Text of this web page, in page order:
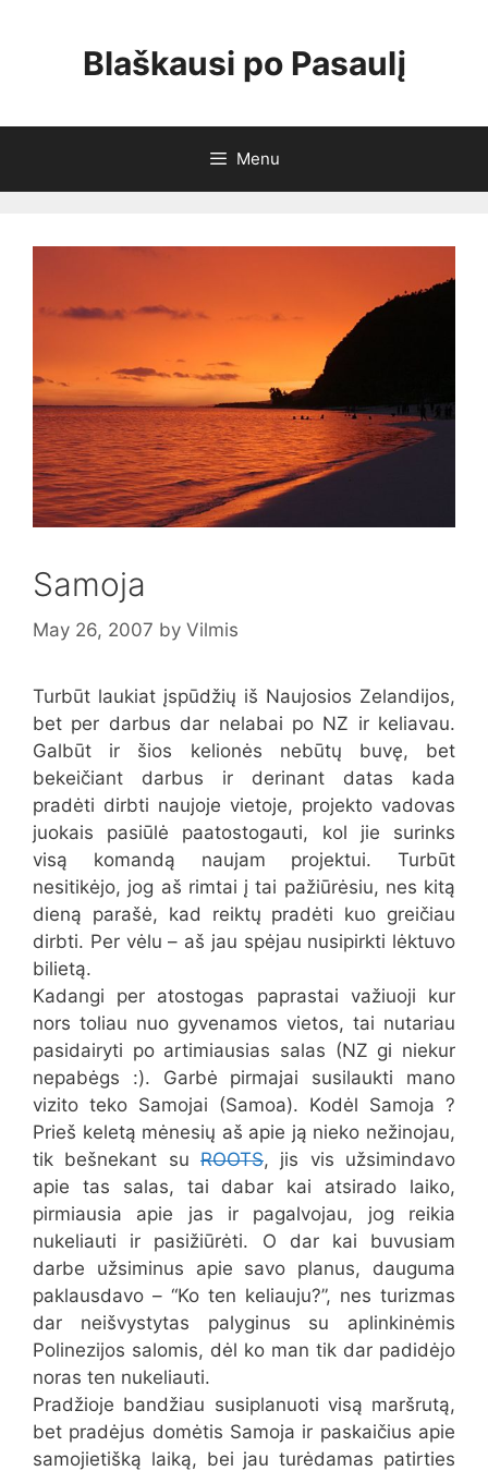
Blaškausi po Pasaulį
Menu
Samoja
May 26, 2007 by Vilmis
Turbūt laukiat įspūdžių iš Naujosios Zelandijos,
bet per darbus dar nelabai po NZ ir keliavau.
Galbūt ir šios kelionės nebūtų buvę, bet
bekeičiant darbus ir derinant datas kada
pradėti dirbti naujoje vietoje, projekto vadovas
juokais pasiūlė paatostogauti, kol jie surinks
visą komandą naujam projektui. Turbūt
nesitikėjo, jog aš rimtai į tai pažiūrėsiu, nes kitą
dieną parašė, kad reiktų pradėti kuo greičiau
dirbti. Per vėlu – aš jau spėjau nusipirkti lėktuvo
bilietą.
Kadangi per atostogas paprastai važiuoji kur
nors toliau nuo gyvenamos vietos, tai nutariau
pasidairyti po artimiausias salas (NZ gi niekur
nepabėgs :). Garbė pirmajai susilaukti mano
vizito teko Samojai (Samoa). Kodėl Samoja ?
Prieš keletą mėnesių aš apie ją nieko nežinojau,
tik bešnekant su ROOTS, jis vis užsimindavo
apie tas salas, tai dabar kai atsirado laiko,
pirmiausia apie jas ir pagalvojau, jog reikia
nukeliauti ir pasižiūrėti. O dar kai buvusiam
darbe užsiminus apie savo planus, dauguma
paklausdavo – “Ko ten keliauju?”, nes turizmas
dar neišvystytas palyginus su aplinkinėmis
Polinezijos salomis, dėl ko man tik dar padidėjo
noras ten nukeliauti.
Pradžioje bandžiau susiplanuoti visą maršrutą,
bet pradėjus domėtis Samoja ir paskaičius apie
samojietišką laiką, bei jau turėdamas patirties